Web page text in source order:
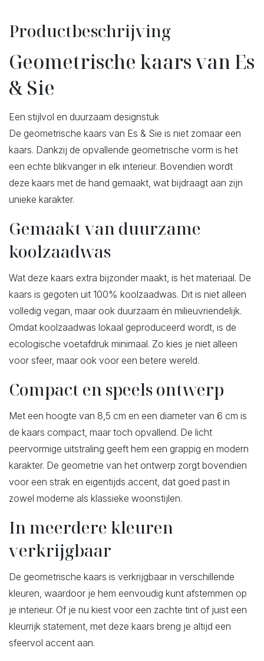
Productbeschrijving
Geometrische kaars van Es
& Sie
Een stijlvol en duurzaam designstuk
De geometrische kaars van Es & Sie is niet zomaar een
kaars. Dankzij de opvallende geometrische vorm is het
een echte blikvanger in elk interieur. Bovendien wordt
deze kaars met de hand gemaakt, wat bijdraagt aan zijn
unieke karakter.
Gemaakt van duurzame
koolzaadwas
Wat deze kaars extra bijzonder maakt, is het materiaal. De
kaars is gegoten uit 100% koolzaadwas. Dit is niet alleen
volledig vegan, maar ook duurzaam én milieuvriendelijk.
Omdat koolzaadwas lokaal geproduceerd wordt, is de
ecologische voetafdruk minimaal. Zo kies je niet alleen
voor sfeer, maar ook voor een betere wereld.
Compact en speels ontwerp
Met een hoogte van 8,5 cm en een diameter van 6 cm is
de kaars compact, maar toch opvallend. De licht
peervormige uitstraling geeft hem een grappig en modern
karakter. De geometrie van het ontwerp zorgt bovendien
voor een strak en eigentijds accent, dat goed past in
zowel moderne als klassieke woonstijlen.
In meerdere kleuren
verkrijgbaar
De geometrische kaars is verkrijgbaar in verschillende
kleuren, waardoor je hem eenvoudig kunt afstemmen op
je interieur. Of je nu kiest voor een zachte tint of juist een
kleurrijk statement, met deze kaars breng je altijd een
sfeervol accent aan.